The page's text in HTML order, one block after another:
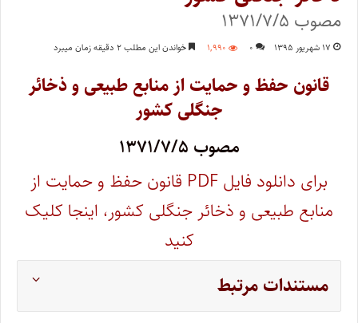
مصوب ۱۳۷۱/۷/۵
۱۷ شهریور ۱۳۹۵ ۰ ۱,۹۹۰ خواندن این مطلب ۲ دقیقه زمان میبرد
قانون حفظ و حمایت از منابع طبیعی و ذخائر
جنگلی کشور
مصوب ۱۳۷۱/۷/۵
برای دانلود فایل PDF‌ ‌‌قانون حفظ و حمایت از
منابع طبیعی و ذخائر جنگلی کشور، اینجا کلیک
کنید
مستندات مرتبط